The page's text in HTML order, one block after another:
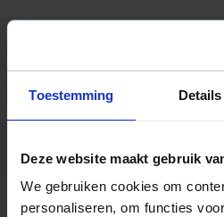
Toestemming Details
Deze website maakt gebruik
We gebruiken cookies om
personaliseren, om functies
Hoogte (mm)
Opbouw